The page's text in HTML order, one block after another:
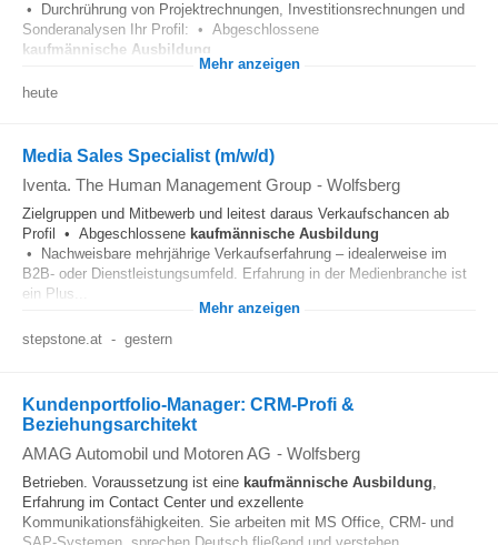
• Durchrührung von Projektrechnungen, Investitionsrechnungen und
Sonderanalysen Ihr Profil: • Abgeschlossene
kaufmännische Ausbildung
Mehr anzeigen
heute
Media Sales Specialist (m/w/d)
Iventa. The Human Management Group - Wolfsberg
Zielgruppen und Mitbewerb und leitest daraus Verkaufschancen ab
Profil • Abgeschlossene kaufmännische Ausbildung
• Nachweisbare mehrjährige Verkaufserfahrung – idealerweise im
B2B- oder Dienstleistungsumfeld. Erfahrung in der Medienbranche ist
ein Plus...
Mehr anzeigen
stepstone.at - gestern
Kundenportfolio-Manager: CRM-Profi &
Beziehungsarchitekt
AMAG Automobil und Motoren AG - Wolfsberg
Betrieben. Voraussetzung ist eine kaufmännische Ausbildung,
Erfahrung im Contact Center und exzellente
Kommunikationsfähigkeiten. Sie arbeiten mit MS Office, CRM- und